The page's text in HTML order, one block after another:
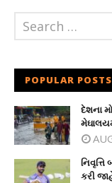
POPULAR POSTS
દેશના
કરી